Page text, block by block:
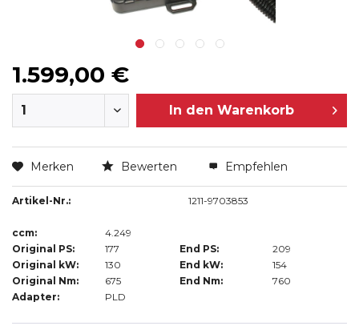
1.599,00 €
In den Warenkorb
Merken Bewerten Empfehlen
Artikel-Nr.: 1211-9703853
ccm:
4.249
Original PS:
177 End PS:
209
Original kW:
130 End kW:
154
Original Nm:
675 End Nm:
760
Adapter:
PLD